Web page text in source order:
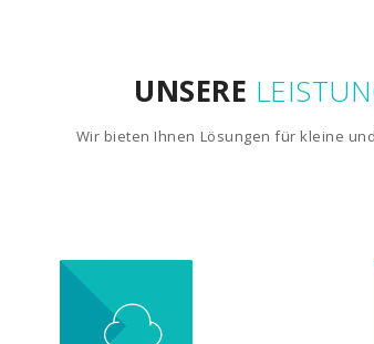
UNSERE
Wir bieten Ihnen Lösungen für kleine